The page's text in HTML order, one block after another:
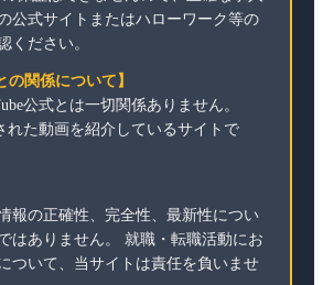
公式サイトまたはハローワーク等の
ください。
の関係について】
公式とは一切関係ありません。
れた動画を紹介しているサイトで
報の正確性、完全性、最新性につい
はありません。 就職・転職活動にお
ついて、当サイトは責任を負いませ